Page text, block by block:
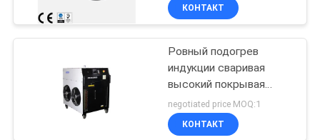
КОМПАНИИ
ФАБРИКА
Инвертор частоты
вектора
31
КОНТАКТ
Ровный подогрев
индукции сваривая
высокий покрывая
сертификат CE тарифа
удаления
negotiated price MOQ:1
КОНТАКТ